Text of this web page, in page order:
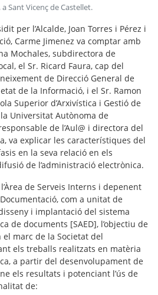
a Sant Vicenç de Castellet.
per l’Alcalde, Joan Torres i Pérez i
Carme Jimenez va comptar amb
Mochales, subdirectora de
el Sr. Ricard Faura, cap del
de Direcció General de
de la Informació, i el Sr. Ramon
Superior d’Arxivística i Gestió de
la Universitat Autònoma de
de l’Aul@ i directora del
va explicar les característiques del
en la seva relació en els
de l’administració electrònica.
de Serveis Interns i depenent
com a unitat de
i implantació del sistema
de documents [SAED], l’objectiu de
el marc de la Societat del
els treballs realitzats en matèria
a partir del desenvolupament de
els resultats i potenciant l’ús de
de: